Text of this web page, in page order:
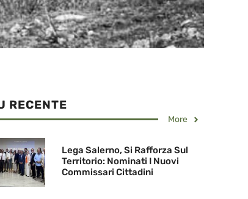
RECENTE
More
Lega Salerno, Si Rafforza Sul
Territorio: Nominati I Nuovi
Commissari Cittadini